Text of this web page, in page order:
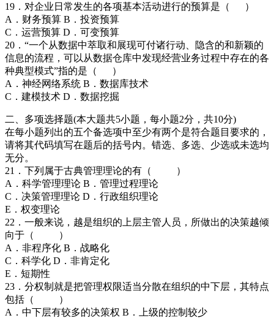
19．对企业日常发生的各项基本活动进行的预算是（ ）
A．财务预算 B．投资预算
C．运营预算 D．可变预算
20．“一个从数据中萃取和展现可付诸行动、隐含的和新颖的
信息的流程，可以从数据仓库中发现经营业务过程中存在的各
种典型模式”指的是（ ）
A．神经网络系统 B．数据库技术
C．建模技术 D．数据挖掘
二、多项选择题(本大题共5小题，每小题2分，共10分)
在每小题列出的五个备选项中至少有两个是符合题目要求的，
请将其代码填写在题后的括号内。错选、多选、少选或未选均
无分。
21．下列属于古典管理理论的有（ ）
A．科学管理理论 B．管理过程理论
C．决策管理理论 D．行政组织理论
E．权变理论
22．一般来说，越是组织的上层主管人员，所做出的决策越倾
向于（ ）
A．非程序化 B．战略化
C．科学化 D．非肯定化
E．短期性
23．分权制就是把管理权限适当分散在组织的中下层，其特点
包括（ ）
A．中下层有较多的决策权 B．上级的控制较少